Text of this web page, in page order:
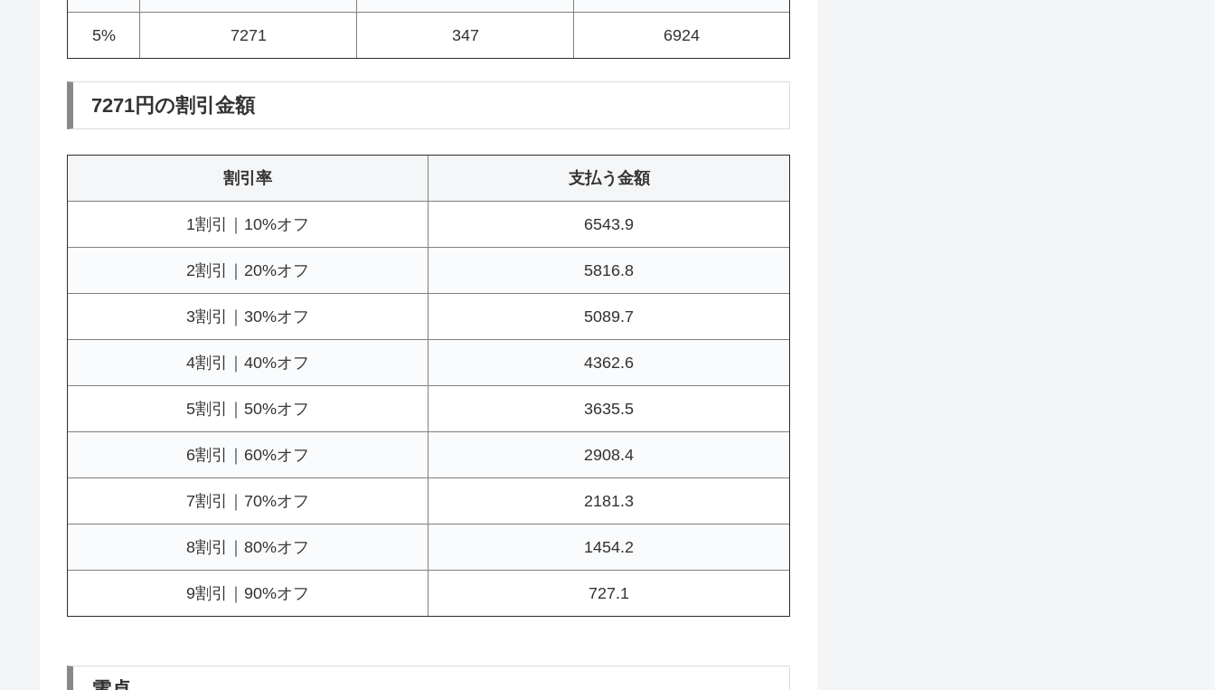
5% 7271 347 6924
7271円の割引金額
割引率 支払う金額
1割引｜10%オフ 6543.9
2割引｜20%オフ 5816.8
3割引｜30%オフ 5089.7
4割引｜40%オフ 4362.6
5割引｜50%オフ 3635.5
6割引｜60%オフ 2908.4
7割引｜70%オフ 2181.3
8割引｜80%オフ 1454.2
9割引｜90%オフ 727.1